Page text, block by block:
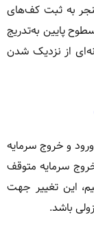
به ثبت کف‌های
پایین به‌تدریج
از نزدیک شدن
و خروج سرمایه
سرمایه متوقف
این تغییر جهت
باشد.